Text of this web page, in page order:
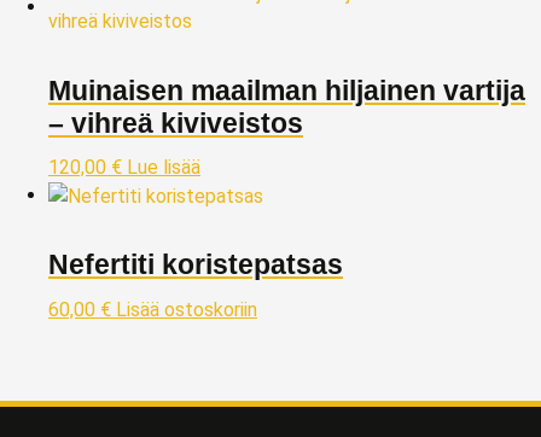
Muinaisen maailman hiljainen vartija
– vihreä kiviveistos
120,00 € Lue lisää
Nefertiti koristepatsas
60,00 € Lisää ostoskoriin